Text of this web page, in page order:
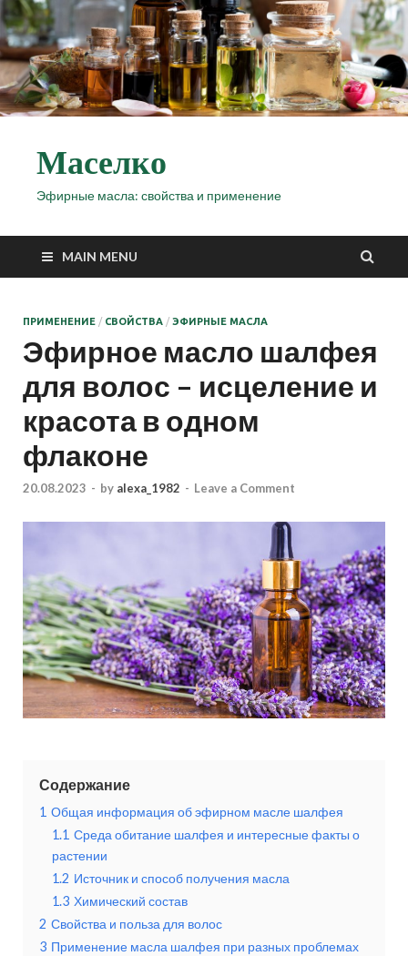
Маселко
Эфирные масла: свойства и применение
MAIN MENU
ПРИМЕНЕНИЕ / СВОЙСТВА / ЭФИРНЫЕ МАСЛА
Эфирное масло шалфея
для волос – исцеление и
красота в одном
флаконе
20.08.2023 - by alexa_1982 - Leave a Comment
Содержание
1 Общая информация об эфирном масле шалфея
1.1 Среда обитание шалфея и интересные факты о
растении
1.2 Источник и способ получения масла
1.3 Химический состав
2 Свойства и польза для волос
3 Применение масла шалфея при разных проблемах